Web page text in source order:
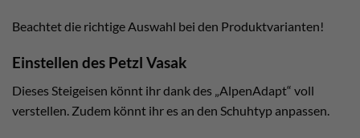
Beachtet die richtige Auswahl bei den Produktvarianten!
Einstellen des Petzl Vasak
Dieses Steigeisen könnt ihr dank des „AlpenAdapt“ voll
verstellen. Zudem könnt ihr es an den Schuhtyp anpassen.